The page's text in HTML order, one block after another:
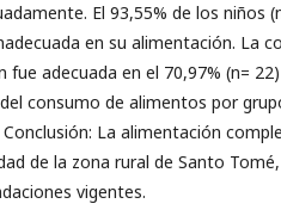
El 93,55% de los niños
en su alimentación. La
fue adecuada en el 70,97% (n=
consumo de alimentos por
Conclusión: La alimentación
de la zona rural de Santo
vigentes.